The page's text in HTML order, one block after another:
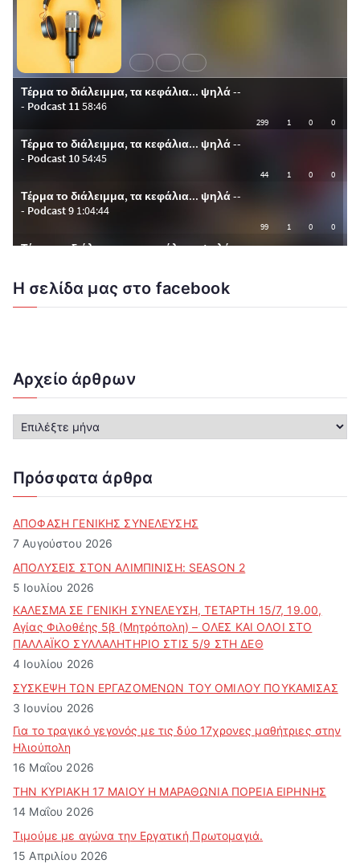
Η σελίδα μας στο facebook
Αρχείο άρθρων
ρ
ε
ά
ρ
ρ
ω
ν
Πρόσφατα άρθρα
ΑΠΟΦΑΣΗ ΓΕΝΙΚΗΣ ΣΥΝΕΛΕΥΣΗΣ
7 Αυγούστου 2026
ΑΠΟΛΥΣΕΙΣ ΣΤΟΝ ΑΛΙΜΠΙΝΙΣΗ: SEASON 2
5 Ιουλίου 2026
ΚΑΛΕΣΜΑ ΣΕ ΓΕΝΙΚΗ ΣΥΝΕΛΕΥΣΗ, ΤΕΤΑΡΤΗ 15/7, 19.00,
Αγίας Φιλοθέης 5β (Μητρόπολη) – ΟΛΕΣ ΚΑΙ ΟΛΟΙ ΣΤΟ
ΠΑΛΛΑΪΚΟ ΣΥΛΛΑΛΗΤΗΡΙΟ ΣΤΙΣ 5/9 ΣΤΗ ΔΕΘ
4 Ιουλίου 2026
ΣΥΣΚΕΨΗ ΤΩΝ ΕΡΓΑΖΟΜΕΝΩΝ ΤΟΥ ΟΜΙΛΟΥ ΠΟΥΚΑΜΙΣΑΣ
3 Ιουνίου 2026
Για το τραγικό γεγονός με τις δύο 17χρονες μαθήτριες στην
Ηλιούπολη
16 Μαΐου 2026
ΤΗΝ ΚΥΡΙΑΚΗ 17 ΜΑΙΟΥ Η ΜΑΡΑΘΩΝΙΑ ΠΟΡΕΙΑ ΕΙΡΗΝΗΣ
14 Μαΐου 2026
Τιμούμε με αγώνα την Εργατική Πρωτομαγιά.
15 Απριλίου 2026